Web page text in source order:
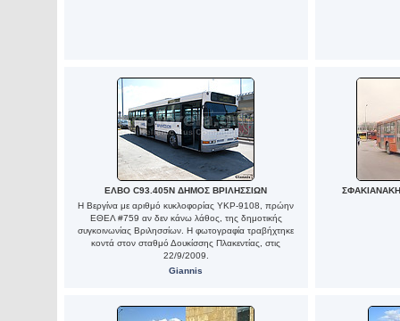
ΕΛΒΟ C93.405N ΔΗΜΟΣ ΒΡΙΛΗΣΣΙΩΝ
Η Βεργίνα με αριθμό κυκλοφορίας ΥΚΡ-9108, πρώην
ΕΘΕΛ #759 αν δεν κάνω λάθος, της δημοτικής
συγκοινωνίας Βριλησσίων. Η φωτογραφία τραβήχτηκε
κοντά στον σταθμό Δουκίσσης Πλακεντίας, στις
22/9/2009.
Giannis